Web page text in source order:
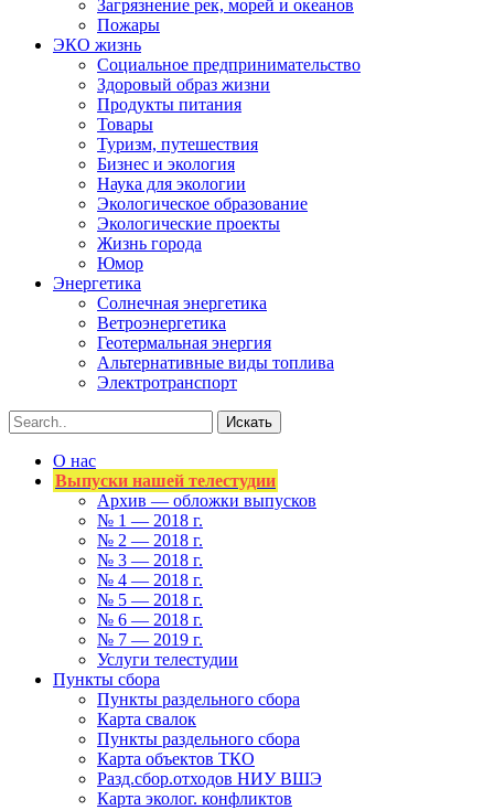
Загрязнение рек, морей и океанов
Пожары
ЭКО жизнь
Социальное предпринимательство
Здоровый образ жизни
Продукты питания
Товары
Туризм, путешествия
Бизнес и экология
Наука для экологии
Экологическое образование
Экологические проекты
Жизнь города
Юмор
Энергетика
Солнечная энергетика
Ветроэнергетика
Геотермальная энергия
Альтернативные виды топлива
Электротранспорт
О нас
Выпуски нашей телестудии
Архив — обложки выпусков
№ 1 — 2018 г.
№ 2 — 2018 г.
№ 3 — 2018 г.
№ 4 — 2018 г.
№ 5 — 2018 г.
№ 6 — 2018 г.
№ 7 — 2019 г.
Услуги телестудии
Пункты сбора
Пункты раздельного сбора
Карта свалок
Пункты раздельного сбора
Карта объектов ТКО
Разд.сбор.отходов НИУ ВШЭ
Карта эколог. конфликтов